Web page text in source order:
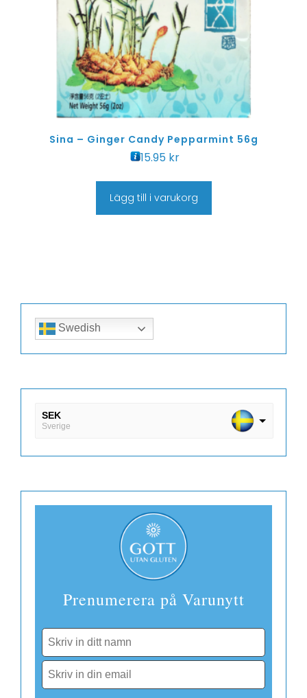
Sina – Ginger Candy Pepparmint 56g
15.95 kr
Lägg till i varukorg
Swedish
SEK
Sverige
EUR
Prenumerera på Varunytt